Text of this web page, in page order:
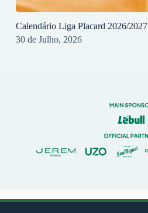
Calendário Liga Placard 2026/2027
30 de Julho, 2026